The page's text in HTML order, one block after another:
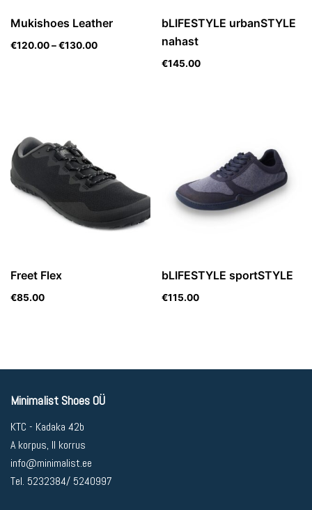
Mukishoes Leather
€120.00–€130.00
bLIFESTYLE urbanSTYLE
nahast
€145.00
Freet Flex
€85.00
bLIFESTYLE sportSTYLE
€115.00
Minimalist Shoes OÜ
KTC - Kadaka 42b
A korpus, II korrus
info@minimalist.ee
Tel. 5232384/ 5240997